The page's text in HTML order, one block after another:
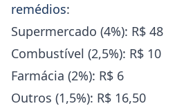
remédios:
Supermercado (4%): R$ 48
Combustível (2,5%): R$ 10
Farmácia (2%): R$ 6
Outros (1,5%): R$ 16,50